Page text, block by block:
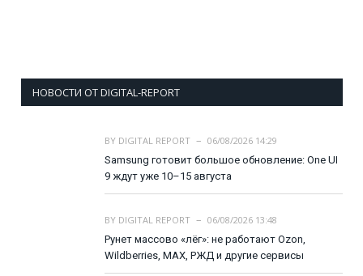
НОВОСТИ ОТ DIGITAL-REPORT
BY DIGITAL REPORT
06/08/2026 14:29
Samsung готовит большое обновление: One UI
9 ждут уже 10–15 августа
BY DIGITAL REPORT
06/08/2026 13:48
Рунет массово «лёг»: не работают Ozon,
Wildberries, MAX, РЖД и другие сервисы